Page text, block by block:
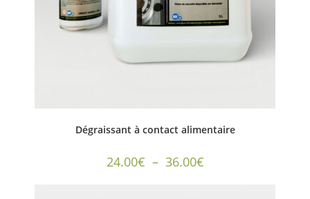
Dégraissant à contact alimentaire
24.00€ – 36.00€